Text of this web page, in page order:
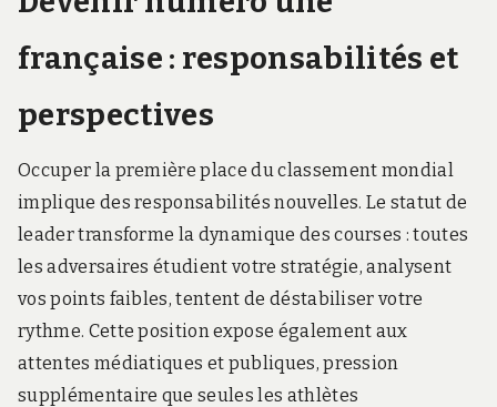
française : responsabilités et
perspectives
Occuper la première place du classement mondial
implique des responsabilités nouvelles. Le statut de
leader transforme la dynamique des courses : toutes
les adversaires étudient votre stratégie, analysent
vos points faibles, tentent de déstabiliser votre
rythme. Cette position expose également aux
attentes médiatiques et publiques, pression
supplémentaire que seules les athlètes